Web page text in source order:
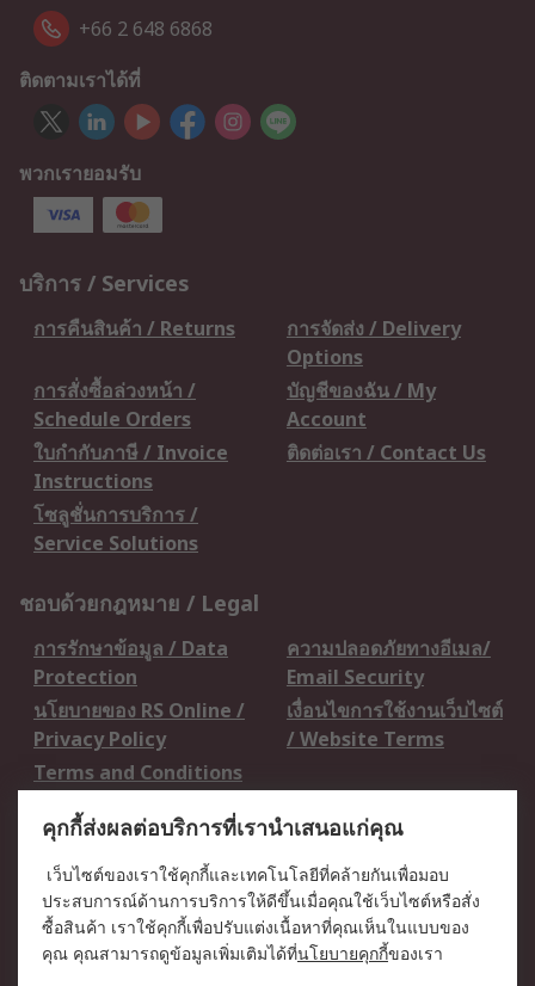
+66 2 648 6868
ติดตามเราได้ที่
พวกเรายอมรับ
บริการ / Services
การคืนสินค้า / Returns
การจัดส่ง / Delivery
Options
การสั่งซื้อล่วงหน้า /
Schedule Orders
บัญชีของฉัน / My
Account
ใบกำกับภาษี / Invoice
Instructions
ติดต่อเรา / Contact Us
โซลูชั่นการบริการ /
Service Solutions
ชอบด้วยกฎหมาย / Legal
การรักษาข้อมูล / Data
Protection
ความปลอดภัยทางอีเมล/
Email Security
นโยบายของ RS Online /
Privacy Policy
เงื่อนไขการใช้งานเว็บไซต์
/ Website Terms
Terms and Conditions
เกี่ยวกับ RS / About RS
RS ทั่วโลก / RS
Worldwide
ข่าวประชาสัมพันธ์ / Press
Centre
บริษัทในเครือ RS /
วิธีการชำระเงิน /
คุกกี้ส่งผลต่อบริการที่เรานำเสนอแก่คุณ
เว็บไซต์ของเราใช้คุกกี้และเทคโนโลยีที่คล้ายกันเพื่อมอบ
ประสบการณ์ด้านการบริการให้ดีขึ้นเมื่อคุณใช้เว็บไซต์หรือสั่ง
ซื้อสินค้า เราใช้คุกกี้เพื่อปรับแต่งเนื้อหาที่คุณเห็นในแบบของ
คุณ คุณสามารถดูข้อมูลเพิ่มเติมได้ที่นโยบายคุกกี้ของเรา